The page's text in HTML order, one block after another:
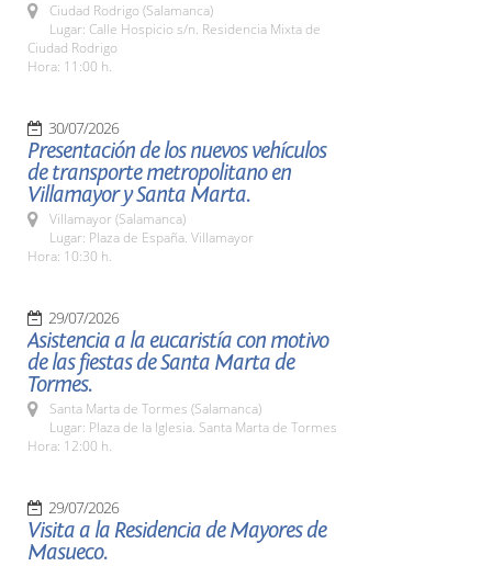
Ciudad Rodrigo (Salamanca)
Lugar: Calle Hospicio s/n. Residencia Mixta de
Ciudad Rodrigo
Hora: 11:00 h.
30/07/2026
Presentación de los nuevos vehículos
de transporte metropolitano en
Villamayor y Santa Marta.
Villamayor (Salamanca)
Lugar: Plaza de España. Villamayor
Hora: 10:30 h.
29/07/2026
Asistencia a la eucaristía con motivo
de las fiestas de Santa Marta de
Tormes.
Santa Marta de Tormes (Salamanca)
Lugar: Plaza de la Iglesia. Santa Marta de Tormes
Hora: 12:00 h.
29/07/2026
Visita a la Residencia de Mayores de
Masueco.